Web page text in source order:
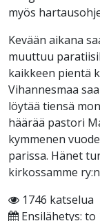
myös
Kevään aikana
muuttuu
kaikkeen pientä
Vihannesmaa
löytää tiensä
häärää pastori
kymmenen
parissa. Hänet
kirkossamme
1746 katselua
Ensilähetys: to